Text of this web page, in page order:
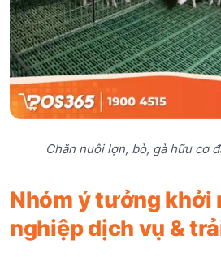
Chăn nuôi lợn, bò, gà hữu cơ
Nhóm ý tưởng khởi
nghiệp dịch vụ &